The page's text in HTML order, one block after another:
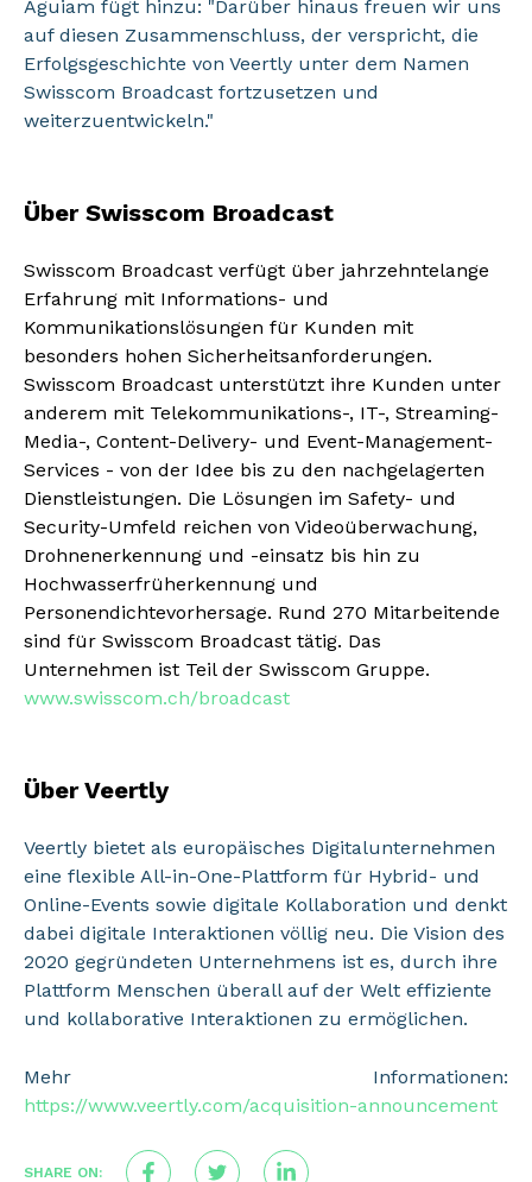
SHARE ON:
Aguiam fügt hinzu: "Darüber hinaus freuen wir uns
auf diesen Zusammenschluss, der verspricht, die
Erfolgsgeschichte von Veertly unter dem Namen
Swisscom Broadcast fortzusetzen und
weiterzuentwickeln."
Über Swisscom Broadcast
Swisscom Broadcast verfügt über jahrzehntelange
Erfahrung mit Informations- und
Kommunikationslösungen für Kunden mit
besonders hohen Sicherheitsanforderungen.
Swisscom Broadcast unterstützt ihre Kunden unter
anderem mit Telekommunikations-, IT-, Streaming-
Media-, Content-Delivery- und Event-Management-
Services - von der Idee bis zu den nachgelagerten
Dienstleistungen. Die Lösungen im Safety- und
Security-Umfeld reichen von Videoüberwachung,
Drohnenerkennung und -einsatz bis hin zu
Hochwasserfrüherkennung und
Personendichtevorhersage. Rund 270 Mitarbeitende
sind für Swisscom Broadcast tätig. Das
Unternehmen ist Teil der Swisscom Gruppe.
www.swisscom.ch/broadcast
Über Veertly
Veertly bietet als europäisches Digitalunternehmen
eine flexible All-in-One-Plattform für Hybrid- und
Online-Events sowie digitale Kollaboration und denkt
dabei digitale Interaktionen völlig neu. Die Vision des
2020 gegründeten Unternehmens ist es, durch ihre
Plattform Menschen überall auf der Welt effiziente
und kollaborative Interaktionen zu ermöglichen.
Mehr Informationen:
https://www.veertly.com/acquisition-announcement